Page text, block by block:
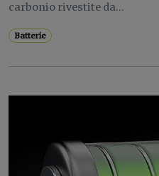
carbonio rivestite da...
Batterie